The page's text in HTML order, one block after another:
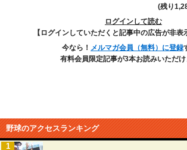
(残り
ログインして読む
【ログインしていただくと記事中の広告が非表
今なら！ メルマガ会員（無料）に登録
有料会員限定記事が3本お読みいただけ
野球のアクセスランキング
1